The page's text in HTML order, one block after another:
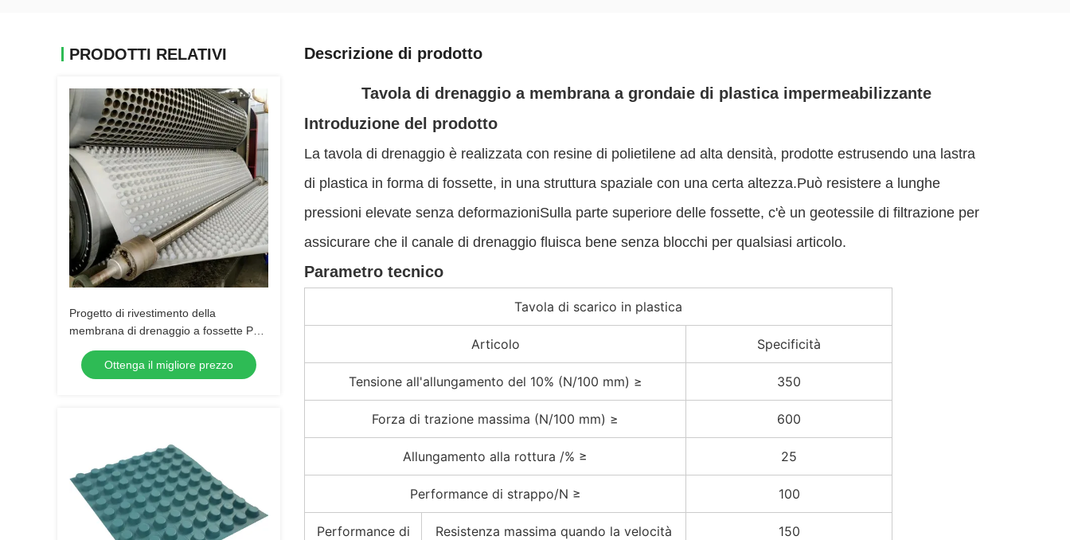
PRODOTTI RELATIVI
Progetto di rivestimento della
membrana di drenaggio a fossette PVC
Tavola di drenaggio a fossette
perforata Lavoro di fondamento
Soluzione idrica Soluzione idrica
Ottenga il migliore prezzo
Descrizione di prodotto
Tavola di drenaggio a membrana a grondaie di plastica impermeabilizzante
Introduzione del prodotto
La tavola di drenaggio è realizzata con resine di polietilene ad alta densità, prodotte estrusendo una lastra
di plastica in forma di fossette, in una struttura spaziale con una certa altezza.Può resistere a lunghe
pressioni elevate senza deformazioniSulla parte superiore delle fossette, c'è un geotessile di filtrazione per
assicurare che il canale di drenaggio fluisca bene senza blocchi per qualsiasi articolo.
Parametro tecnico
Tavola di scarico in plastica
Articolo Specificità
Tensione all'allungamento del 10% (N/100 mm) ≥ 350
Forza di trazione massima (N/100 mm) ≥ 600
Allungamento alla rottura /% ≥ 25
Performance di strappo/N ≥ 100
Performance di
Resistenza massima quando la velocità
150